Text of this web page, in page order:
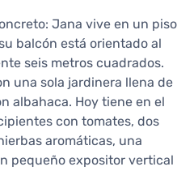
Jana vive en un piso
balcón está orientado al
seis metros cuadrados.
una sola jardinera llena de
albahaca. Hoy tiene en el
con tomates, dos
aromáticas, una
pequeño expositor vertical